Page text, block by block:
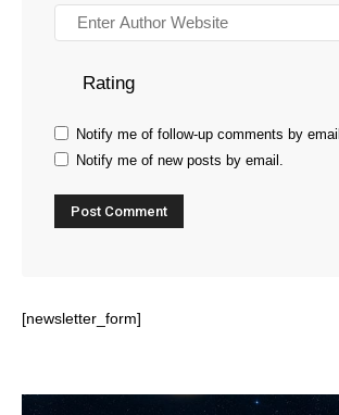
Rating
Notify me of follow-up comments by email.
Notify me of new posts by email.
[newsletter_form]